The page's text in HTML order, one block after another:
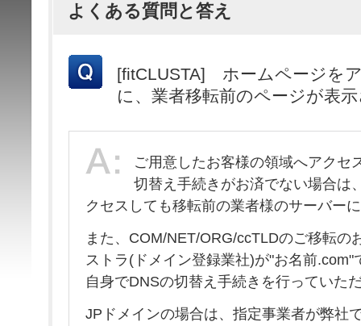
よくある質問と答え
[fitCLUSTA] ホームページを
に、業者移転前のページが表
ご用意したお客様の領域へアクセ
切替え手続きがお済でない場合は
クセスしても移転前の業者様のサーバー
また、COM/NET/ORG/ccTLDのご移転の
ストラ(ドメイン登録業社)が"お名前.com"
自身でDNSの切替え手続きを行っていた
JPドメインの場合は、指定事業者が弊社